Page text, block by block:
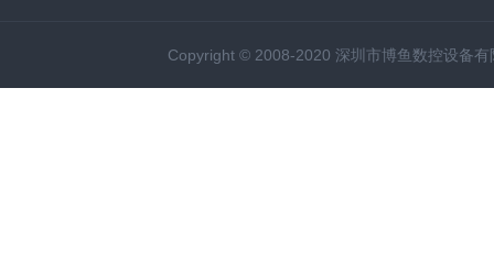
Copyright © 2008-2020 深圳市博鱼数控设备有